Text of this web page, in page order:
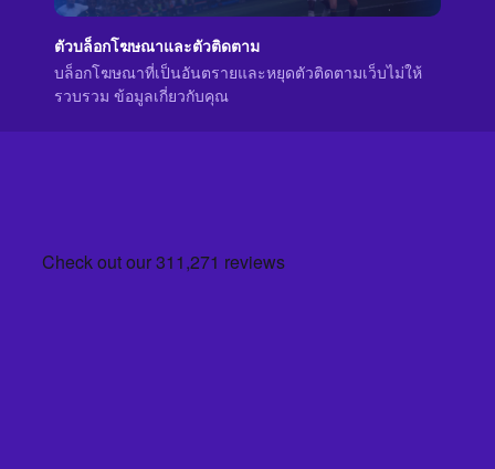
ตัวบล็อกโฆษณาและตัวติดตาม
บล็อกโฆษณาที่เป็นอันตรายและหยุดตัวติดตามเว็บไม่ให้
รวบรวม ข้อมูลเกี่ยวกับคุณ